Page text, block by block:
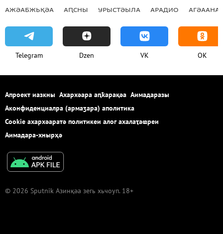
АЖӘАБЖЬҚӘА АԤСНЫ УРЫСТӘЫЛА АРАДИО
Telegram Dzen VK OK
Апроект иазкны Ахархәара аԥҟарақәа Аимадаразы
Аконфиденциалра (армаӡара) аполитика
Cookie ахархәаратә политикеи алог ахалаҭаҩреи
Аимадара-хнырҳә
© 2026 Sputnik Азинқәа зегь хьчоуп. 18+